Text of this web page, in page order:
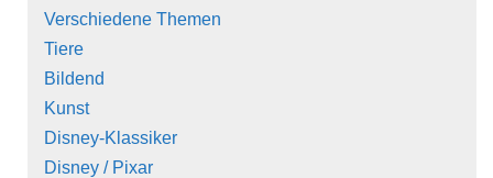
Verschiedene Themen
Tiere
Bildend
Kunst
Disney-Klassiker
Disney / Pixar